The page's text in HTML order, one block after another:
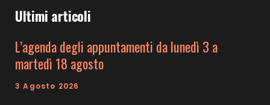
Ultimi articoli
L’agenda degli appuntamenti da lunedì 3 a
martedì 18 agosto
3 Agosto 2026